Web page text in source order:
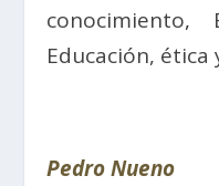
conocimiento,
Educación, ética
Pedro Nueno